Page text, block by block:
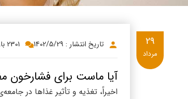
تاریخ انتشار : 1402/5/29 2301 بازدید 29
مرداد
آیا ماست برای فشارخون
اخیراً، تغذیه و تأثیر غذاها در